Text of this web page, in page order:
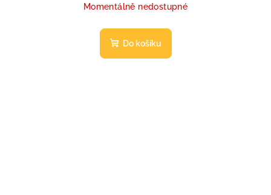
Momentálně nedostupné
Do košíku